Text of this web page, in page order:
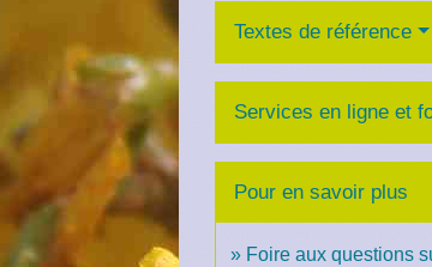
Textes de référence
Services en ligne et
Pour en savoir plus
Foire aux questions